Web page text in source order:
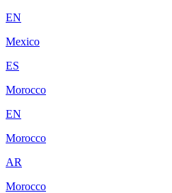
EN
Mexico
ES
Morocco
EN
Morocco
AR
Morocco